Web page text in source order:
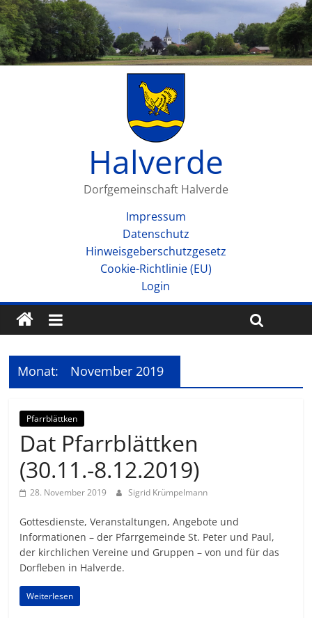
Halverde
Dorfgemeinschaft Halverde
Impressum
Datenschutz
Hinweisgeberschutzgesetz
Cookie-Richtlinie (EU)
Login
Monat: November 2019
Pfarrblättken
Dat Pfarrblättken
(30.11.-8.12.2019)
28. November 2019 Sigrid Krümpelmann
Gottesdienste, Veranstaltungen, Angebote und
Informationen – der Pfarrgemeinde St. Peter und Paul,
der kirchlichen Vereine und Gruppen – von und für das
Dorfleben in Halverde.
Weiterlesen